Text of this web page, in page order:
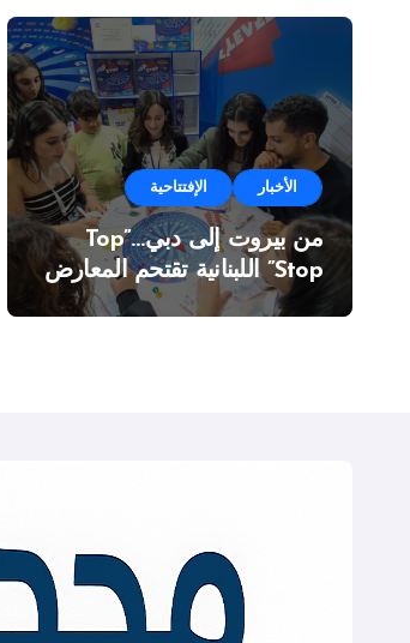
الأخبار الإفتتاحية
من بيروت إلى دبي…”Top
Stop” اللبنانية تقتحم المعارض
الدولية